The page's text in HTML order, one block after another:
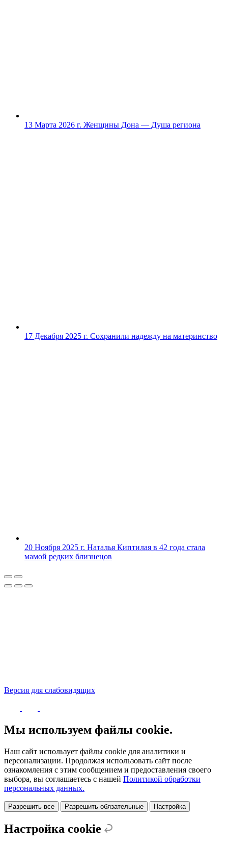
13 Марта 2026 г. Женщины Дона — Душа региона
17 Декабря 2025 г. Сохранили надежду на материнство
20 Ноября 2025 г. Наталья Киптилая в 42 года стала
мамой редких близнецов
Версия для слабовидящих
Мы используем файлы cookie.
Наш сайт использует файлы cookie для аналитики и
персонализации. Продолжая использовать сайт после
ознакомления с этим сообщением и предоставления своего
выбора, вы соглашаетесь с нашей Политикой обработки
персональных данных.
Разрешить все Разрешить обязательные Настройка
Настройка cookie